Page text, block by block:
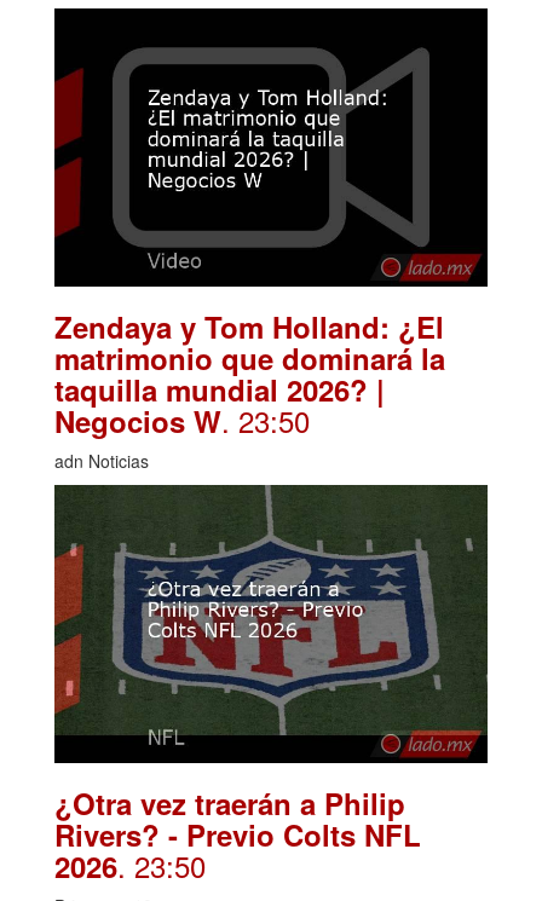
Zendaya y Tom Holland: ¿El
matrimonio que dominará la
taquilla mundial 2026? |
Negocios W. 23:50
adn Noticias
¿Otra vez traerán a Philip
Rivers? - Previo Colts NFL
2026. 23:50